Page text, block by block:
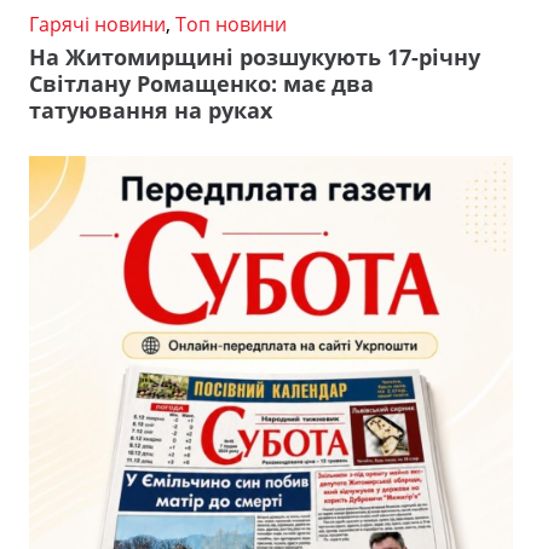
Гарячі новини, Топ новини
На Житомирщині розшукують 17-річну
Світлану Ромащенко: має два
татуювання на руках